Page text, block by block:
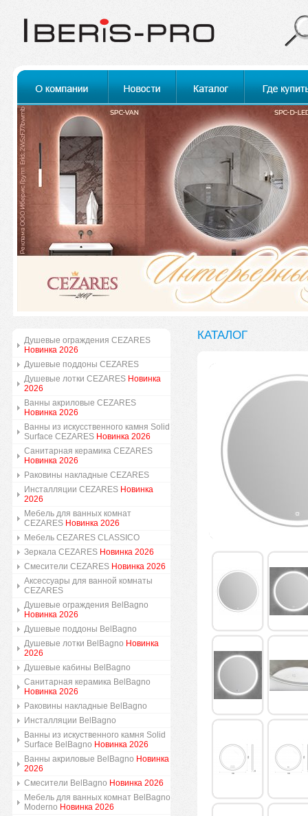
Душевые ограждения CEZARES
Новинка 2026
Душевые поддоны CEZARES
Душевые лотки CEZARES Новинка
2026
Ванны акриловые CEZARES
Новинка 2026
Ванны из искусственного камня Solid
Surface CEZARES Новинка 2026
Санитарная керамика CEZARES
Новинка 2026
Раковины накладные CEZARES
Инсталляции CEZARES Новинка
2026
Мебель для ванных комнат
CEZARES Новинка 2026
Мебель CEZARES CLASSICO
Зеркала CEZARES Новинка 2026
Смесители CEZARES Новинка 2026
Аксессуары для ванной комнаты
CEZARES
Душевые ограждения BelBagno
Новинка 2026
Душевые поддоны BelBagno
Душевые лотки BelBagno Новинка
2026
Душевые кабины BelBagno
Санитарная керамика BelBagno
Новинка 2026
Раковины накладные BelBagno
Инсталляции BelBagno
Ванны из искуственного камня Solid
Surface BelBagno Новинка 2026
Ванны акриловые BelBagno Новинка
2026
Смесители BelBagno Новинка 2026
Мебель для ванных комнат BelBagno
Moderno Новинка 2026
КАТАЛОГ